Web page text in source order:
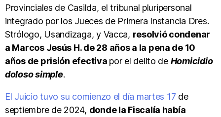
Provinciales de Casilda, el tribunal pluripersonal
integrado por los Jueces de Primera Instancia Dres.
Strólogo, Usandizaga, y Vacca, resolvió condenar
a Marcos Jesús H. de 28 años a la pena de 10
años de prisión efectiva por el delito de Homicidio
doloso simple.
El Juicio tuvo su comienzo el día martes 17 de
septiembre de 2024, donde la Fiscalía había